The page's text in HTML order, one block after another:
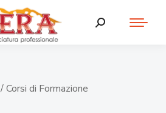
/ Corsi di Formazione